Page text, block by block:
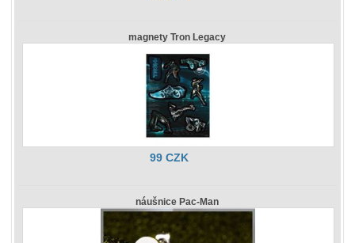
magnety Tron Legacy
99 CZK
náušnice Pac-Man